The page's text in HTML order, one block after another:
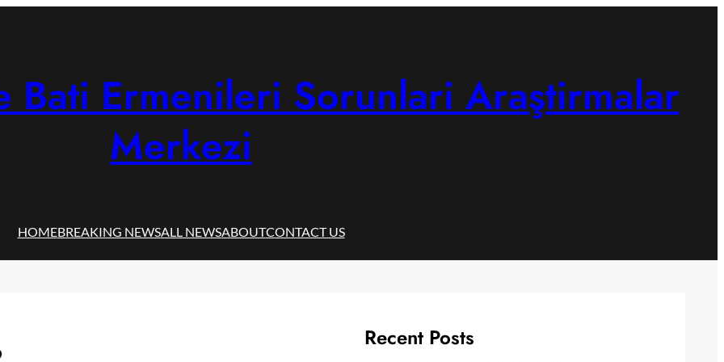
Bati Ermenileri Sorunlari Araştirmalar
Merkezi
HOMEBREAKING NEWSALL NEWSABOUTCONTACT US
Recent Posts